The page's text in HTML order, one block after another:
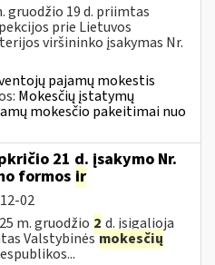
gruodžio 19 d. priimtas
prie Lietuvos
viršininko įsakymas Nr.
pajamų mokestis
Mokesčių įstatymų
mokesčio pakeitimai nuo
21 d. įsakymo Nr.
formos ir
02
m. gruodžio 2 d. įsigalioja
Valstybinėsmokesčių